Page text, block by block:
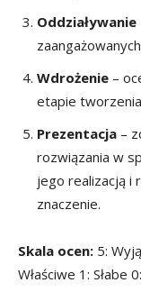
Oddziaływanie
Wdrożenie –
etapie
Prezentacja –
rozwiązania w
jego realizacją i
znaczenie.
Skala ocen: 5:
Właściwe 1: Słabe